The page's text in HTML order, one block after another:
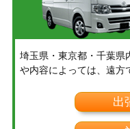
埼玉県・東京都・千葉県
や内容によっては、遠方
出